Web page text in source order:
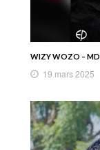
WIZY WOZO –
19 mars 2025